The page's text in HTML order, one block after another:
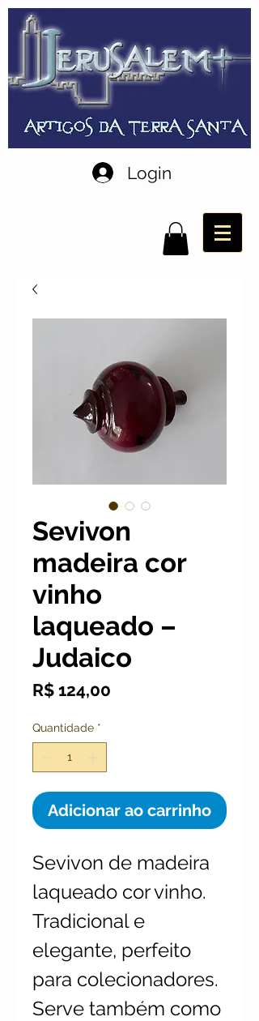
Login
Sevivon
madeira cor
vinho
laqueado –
Judaico
R$ 124,00
Quantidade *
Adicionar ao carrinho
Sevivon de madeira
laqueado cor vinho.
Tradicional e
elegante, perfeito
para colecionadores.
Serve também como